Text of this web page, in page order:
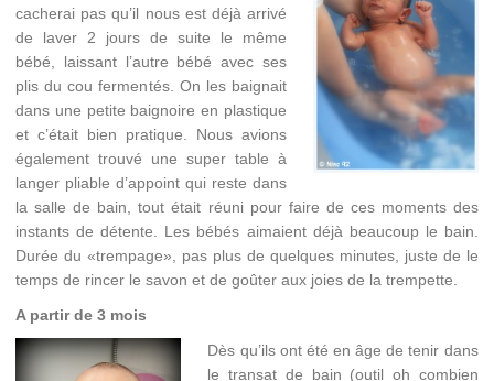
cacherai pas qu’il nous est déjà arrivé
de laver 2 jours de suite le même
bébé, laissant l’autre bébé avec ses
plis du cou fermentés. On les baignait
dans une petite baignoire en plastique
et c’était bien pratique. Nous avions
également trouvé une super table à
langer pliable d’appoint qui reste dans
la salle de bain, tout était réuni pour faire de ces moments des
instants de détente. Les bébés aimaient déjà beaucoup le bain.
Durée du «trempage», pas plus de quelques minutes, juste de le
temps de rincer le savon et de goûter aux joies de la trempette.
A partir de 3 mois
Dès qu’ils ont été en âge de tenir dans
le transat de bain (outil oh combien